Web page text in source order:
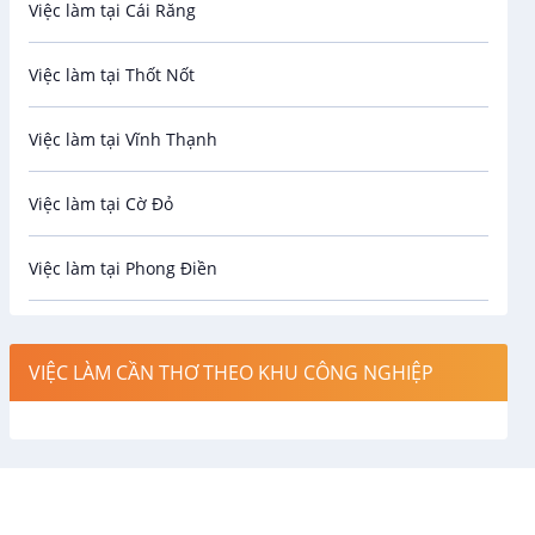
Biên phiên dịch
Bưu chính viễn thông
Cơ khí
Công nghệ sinh học
Công nghệ thực phẩm
Điện / Điện tử / Điện lạnh
Hàng hải / Hàng không
Việc làm tại Cái Răng
Việc làm tại Thốt Nốt
Việc làm tại Vĩnh Thạnh
Việc làm tại Cờ Đỏ
Việc làm tại Phong Điền
Việc làm tại Cái Khế
VIỆC LÀM CẦN THƠ THEO KHU CÔNG NGHIỆP